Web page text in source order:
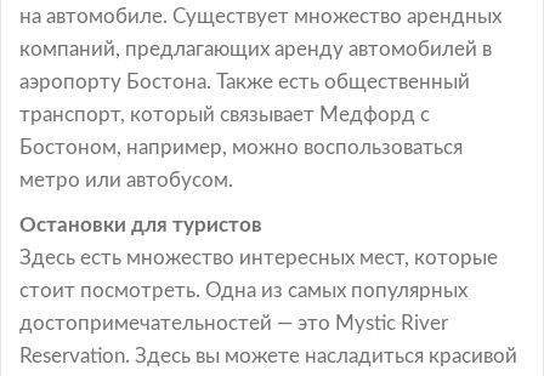
на автомобиле. Существует множество арендных
компаний, предлагающих аренду автомобилей в
аэропорту Бостона. Также есть общественный
транспорт, который связывает Медфорд с
Бостоном, например, можно воспользоваться
метро или автобусом.
Остановки для туристов
Здесь есть множество интересных мест, которые
стоит посмотреть. Одна из самых популярных
достопримечательностей — это Mystic River
Reservation. Здесь вы можете насладиться красивой